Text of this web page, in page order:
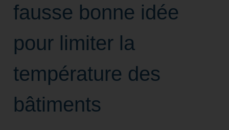
fausse bonne idée
pour limiter la
température des
bâtiments